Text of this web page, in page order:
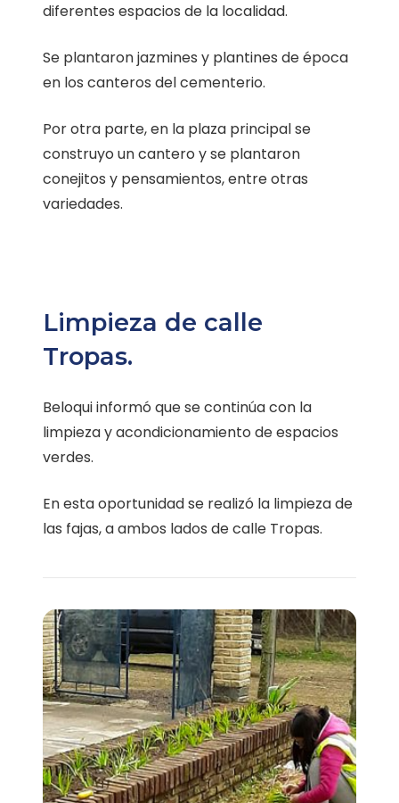
diferentes espacios de la localidad.
Se plantaron jazmines y plantines de época
en los canteros del cementerio.
Por otra parte, en la plaza principal se
construyo un cantero y se plantaron
conejitos y pensamientos, entre otras
variedades.
Limpieza de calle
Tropas.
Beloqui informó que se continúa con la
limpieza y acondicionamiento de espacios
verdes.
En esta oportunidad se realizó la limpieza de
las fajas, a ambos lados de calle Tropas.